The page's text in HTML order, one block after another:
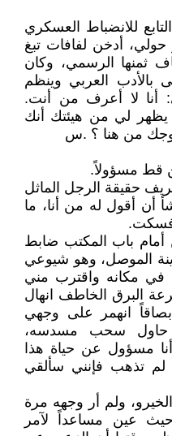
للانضباط العسكري
حولي، أدخن لفافات تبغ
ثمنها الرسمي، وكان
بالأدب العربي وينظم
أنا لا أعرف من أنت.
يظهر لي من هيئتك أنك
من هنا ؟ .س
قط مسؤولاً.
حقيقة الرجل الماثل
أن أقول له من أنا، ما
فسكت.
أمام باب المكتب ضابط
الموصل، وهو شيوعي
في مكانه واقترب مني
البرق الخاطف انهال
انهمر على وجهي
حاول سحب مسدسه،
مسؤول عن حياة هذا
لم تذهب فإنني سألقي
ولم أر وجهه مرة
عين مساعداً لآمر